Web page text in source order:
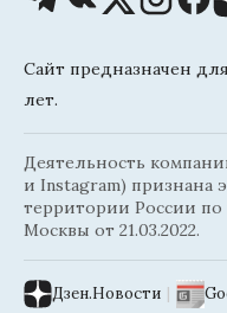
Сайт предназначен
лет.
Деятельность
и Instagram) признана
территории России
Москвы от 21.03.2022.
Дзен.Новости |